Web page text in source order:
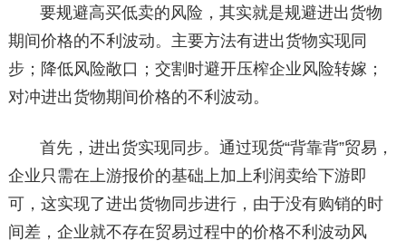
要规避高买低卖的风险，其实就是规避进出货物
期间价格的不利波动。主要方法有进出货物实现同
步；降低风险敞口；交割时避开压榨企业风险转嫁；
对冲进出货物期间价格的不利波动。
首先，进出货实现同步。通过现货“背靠背”贸易，
企业只需在上游报价的基础上加上利润卖给下游即
可，这实现了进出货物同步进行，由于没有购销的时
间差，企业就不存在贸易过程中的价格不利波动风